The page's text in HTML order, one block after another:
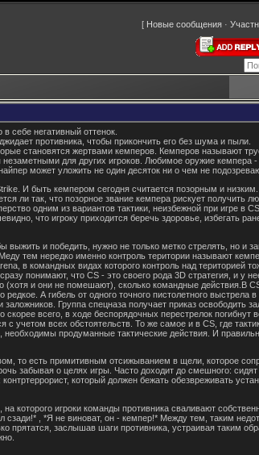
[ Новые сообщения ·
себе негативный оттенок.
противника, чтобы прикончить его без шума и пыли.
становятся жертвами кемперов. Кемперов называют
для других игроков. Любимое оружие кемпера
может уложить не один десяток ни о чем не
И быть кемпером сегодня считается позорным и
ли так, что позорное звание кемпера рискует получить
одним из вариантов тактики, неизбежной при игре в
что игроку приходится беречь здоровье, избегать
и победить, нужно не только метко стрелять, но и
тем нередко именно контроль територии называют
в командных видах которого контроль над територией
понимают, что CS - это своего рода 3D стратегия, и у
и они не помешают), сколько командные действия.В
А гибель от одного точного пистолетного выстрела в
Группа спецназа получает приказ освободить
всего, в ходе беспорядочных перестрелок погибнут
учетом всех обстоятельств. То же самое и в CS, где
продуманные тактические действия. И
то есть примитивным отсижыванием в щели, которое
забывая о целях игры. Часто доходит до смешного:
который должен бежать обезвреживать
которого игроки команды противника сваливают
сзади!* , *Я не виноват, он - кемпер!* Между тем, таким
прятатся, заслышав шаги противника, устраивая таким